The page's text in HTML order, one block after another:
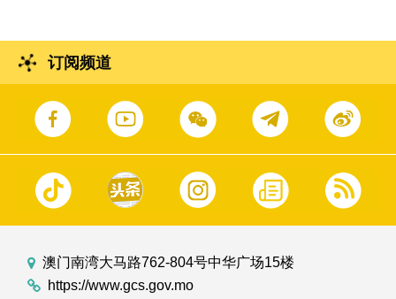
订阅频道
澳门南湾大马路762-804号中华广场15楼
https://www.gcs.gov.mo